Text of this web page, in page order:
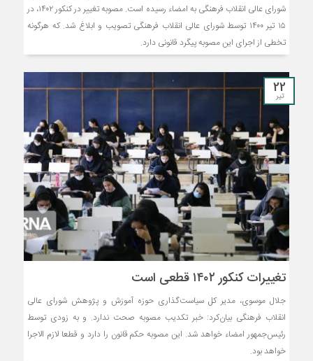
شورای عالی انقلاب فرهنگی به امضاء رسیده است. مصوبه تغییر در کنکور ۱۴۰۲، در
۱۵ تیر ۱۴۰۰ توسط شورای عالی انقلاب فرهنگی تصویب و ابلاغ شد. که هرگونه
تخطی از اجرای این مصوبه پیگرد قانونی دارد.
22
تیر
تغییرات کنکور ۱۴۰۲ قطعی است
جلال موسوی، مدیر کل سیاست‌گذاری حوزه آموزش و پژوهش شورای عالی
انقلاب فرهنگی بیان‌کرد: خبر تکدیب مصوبه صحت ندارد. و به زودی توسط
رئیس‌جمهور امضاء خواهد شد. این مصوبه حکم قانون را دارد و قطعا لازم الاجرا
خواهد بود.